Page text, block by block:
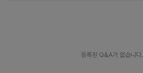
등록된 Q&A가 없습니다.